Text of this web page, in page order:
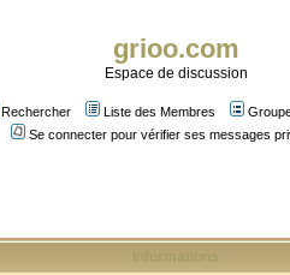
grioo.com
Espace de discussion
Rechercher Liste des Membres
Se connecter pour vérifier ses messages
Informations